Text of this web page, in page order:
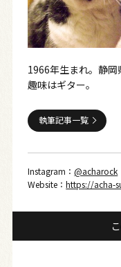
1966年生まれ。静岡
趣味はギター。
執筆記事一覧
Instagram：@acharock
Website：https://acha-